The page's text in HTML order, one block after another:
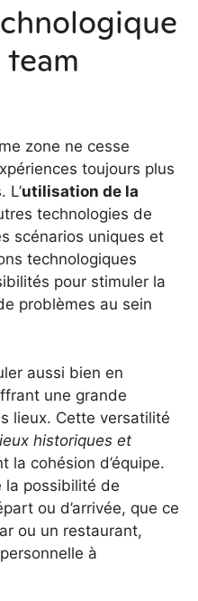
zone ne cesse
toujours plus
L’utilisation de la
technologies de
scénarios uniques et
technologiques
pour stimuler la
problèmes au sein
aussi bien en
une grande
lieux. Cette versatilité
historiques et
la cohésion d’équipe.
la possibilité de
ou d’arrivée, que ce
ou un restaurant,
à